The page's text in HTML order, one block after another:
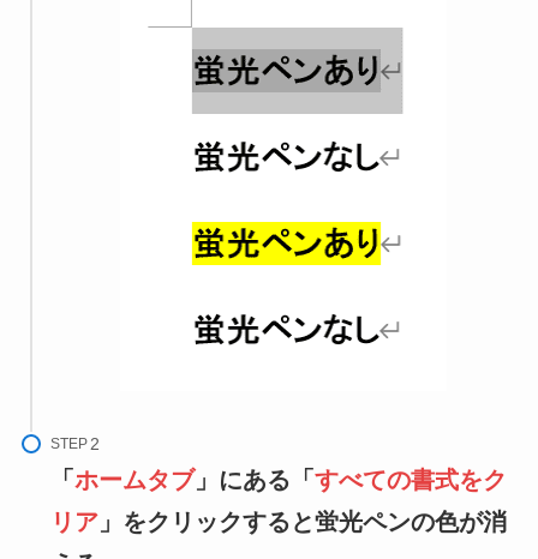
STEP
「ホームタブ」にある「すべての書式をク
リア」をクリックすると蛍光ペンの色が消